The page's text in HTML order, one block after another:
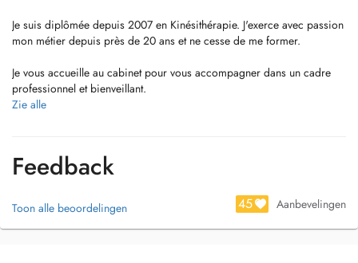
Je suis diplômée depuis 2007 en Kinésithérapie. J'exerce avec passion
mon métier depuis près de 20 ans et ne cesse de me former.
Je vous accueille au cabinet pour vous accompagner dans un cadre
professionnel et bienveillant.
-rééducation pré et post opératoire,
-réeducation respiratoire
-douleurs maxillaires
-rééducation post chirurgie de la main
-drainage lymphatique
Zie alle
Feedback
Toon alle beoordelingen 45 Aanbevelingen